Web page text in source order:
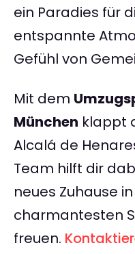
ein Paradies für
entspannte
Gefühl von
Mit dem
München klappt
Alcalá de
Team hilft dir
neues Zuhause
charmantesten
freuen.